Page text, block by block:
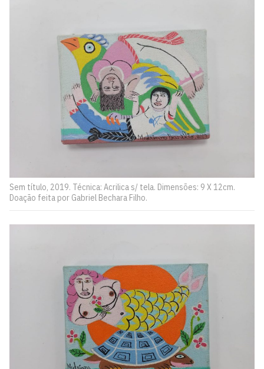
Sem título, 2019. Técnica: Acrilica s/ tela. Dimensões: 9 X 12cm.
Doação feita por Gabriel Bechara Filho.